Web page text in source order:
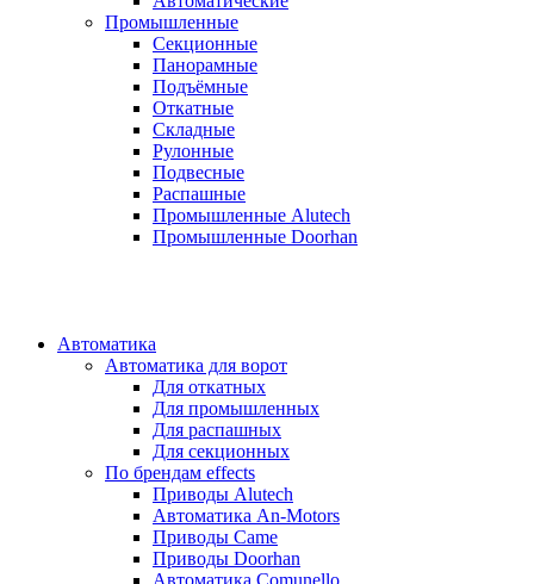
Промышленные
Секционные
Панорамные
Подъёмные
Откатные
Складные
Рулонные
Подвесные
Распашные
Промышленные Alutech
Промышленные Doorhan
Автоматика
Автоматика для ворот
Для откатных
Для промышленных
Для распашных
Для секционных
По брендам effects
Приводы Alutech
Автоматика An-Motors
Приводы Came
Приводы Doorhan
Автоматика Comunello